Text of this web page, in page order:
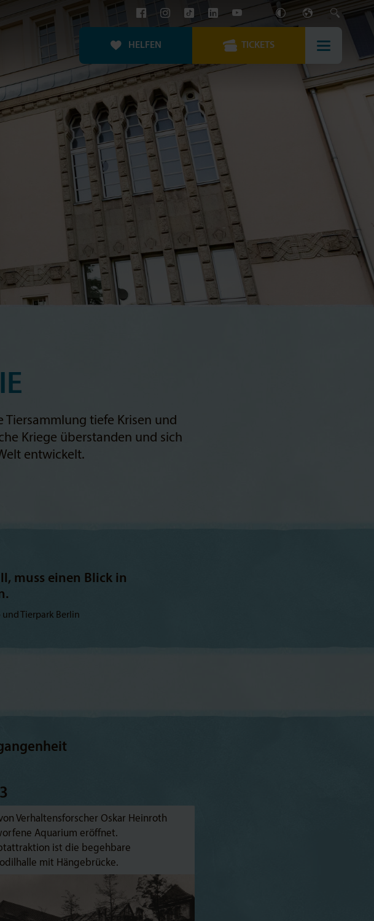
HELFEN TICKETS
Tiersammlung tiefe Krisen und
Kriege überstanden und sich
entwickelt.
muss einen Blick in
und Tierpark Berlin
Verhaltensforscher Oskar Heinroth
Aquarium eröffnet.
ist die begehbare
mit Hängebrücke.